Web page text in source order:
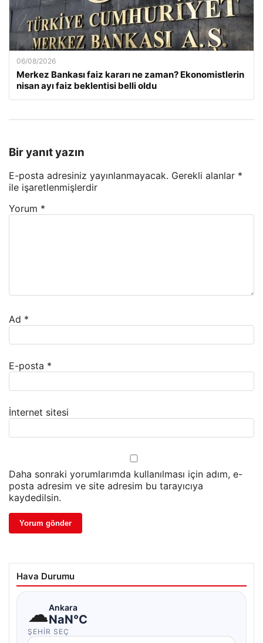
06/08/2026
Merkez Bankası faiz kararı ne zaman? Ekonomistlerin
nisan ayı faiz beklentisi belli oldu
Bir yanıt yazın
E-posta adresiniz yayınlanmayacak. Gerekli alanlar *
ile işaretlenmişlerdir
Yorum *
Ad *
E-posta *
İnternet sitesi
Daha sonraki yorumlarımda kullanılması için adım, e-
posta adresim ve site adresim bu tarayıcıya
kaydedilsin.
Hava Durumu
☁Ankara
NaN°C
ŞEHIR SEÇ